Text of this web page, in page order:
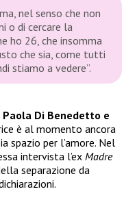
nel senso che non
o di cercare la
ho 26, che insomma
che sia, come tutti
stiamo a vedere”.
Di Benedetto e
è al momento ancora
spazio per l’amore. Nel
intervista l’ex Madre
separazione da